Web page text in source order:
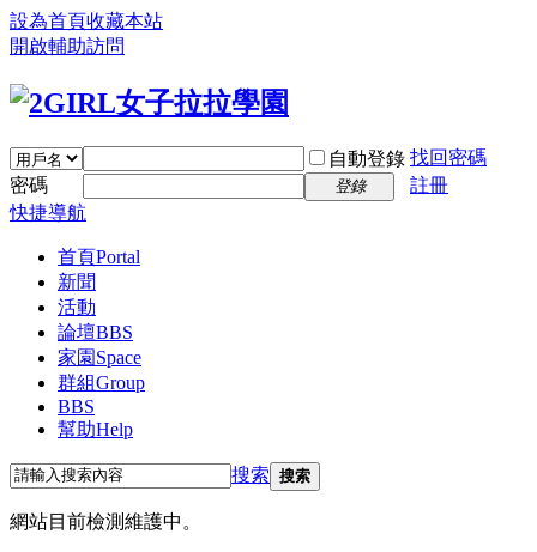
設為首頁收藏本站
開啟輔助訪問
自動登錄 找回密碼
密碼
登錄
註冊
快捷導航
首頁Portal
新聞
活動
論壇BBS
家園 Space
群組Group
BBS
幫助Help
搜索 搜索
網站目前檢測維護中。